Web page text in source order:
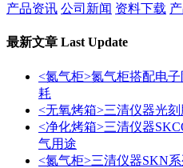
产品资讯 公司新闻 资料下载
最新文章 Last Update
<氮气柜>氮气柜搭配电
耗
<无氧烤箱>三清仪器光
<净化烤箱>三清仪器
气用途
<氮气柜>三清仪器SKN